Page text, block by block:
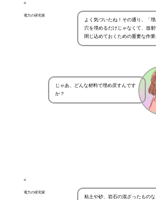
電力の研究家
よく気づいたね！その通り。「
穴を埋めるだけじゃなくて、放
閉じ込めておくための重要な作業
じゃあ、どんな材料で埋め戻すんです
か？
電力の研究家
粘土や砂、岩石の混ざったもの